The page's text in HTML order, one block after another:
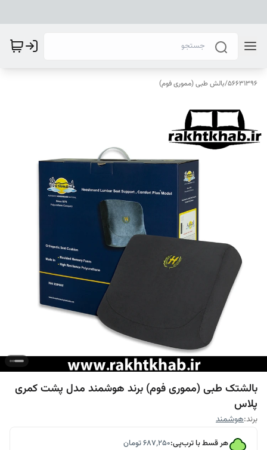
56631396
/بالش طبی (مموری فوم)
بالشتک طبی (مموری فوم) برند هوشمند مدل پشت کمری
پلاس
برند:هوشمند
هر قسط با ترب‌پی:۶۸۷٬۲۵۰تومان